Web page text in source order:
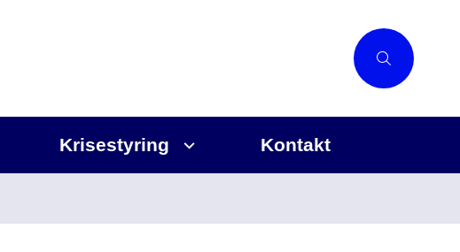
Krisestyring Kontakt